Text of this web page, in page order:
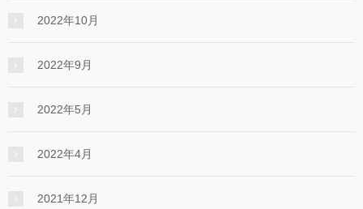
2022年10月
2022年9月
2022年5月
2022年4月
2021年12月